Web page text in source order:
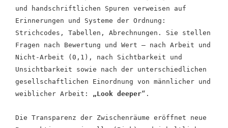
und handschriftlichen Spuren verweisen auf
Erinnerungen und Systeme der Ordnung:
Strichcodes, Tabellen, Abrechnungen. Sie stellen
Fragen nach Bewertung und Wert – nach Arbeit und
Nicht-Arbeit (0,1), nach Sichtbarkeit und
Unsichtbarkeit sowie nach der unterschiedlichen
gesellschaftlichen Einordnung von männlicher und
weiblicher Arbeit: „Look deeper“.
Die Transparenz der Zwischenräume eröffnet neue